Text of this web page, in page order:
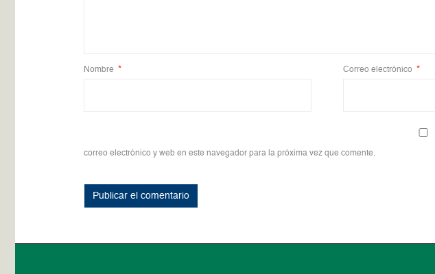
Nombre * Correo electrónico *
correo electrónico y web en este navegador para la próxima vez que comente.